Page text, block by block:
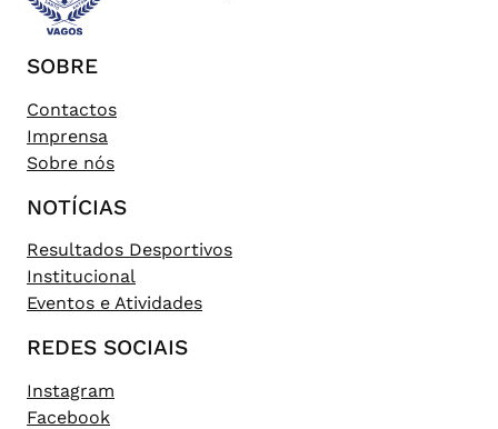
SOBRE
Contactos
Imprensa
Sobre nós
NOTÍCIAS
Resultados Desportivos
Institucional
Eventos e Atividades
REDES SOCIAIS
Instagram
Facebook